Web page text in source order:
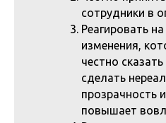
сотрудники в
Реагировать
изменения,
честно
сделать
прозрачность
повышает